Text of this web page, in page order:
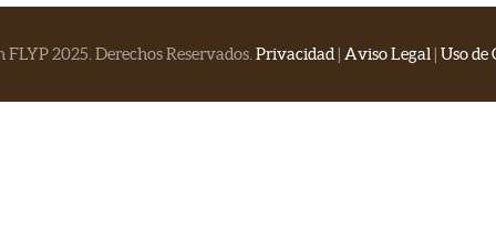
FLYP 2025. Derechos Reservados. Privacidad | Aviso Legal | Uso de